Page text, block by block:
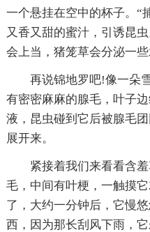
一个悬挂在空中的杯子。“
又香又甜的蜜汁，引诱昆
会上当，猪笼草会分泌一
再说锦地罗吧!像一朵
有密密麻麻的腺毛，叶子
液，昆虫碰到它后被腺毛
展开来。
紧接着我们来看看含
毛，中间有叶梗，一触摸
了，大约一分钟后，它慢
西，因为那长刮风下雨，